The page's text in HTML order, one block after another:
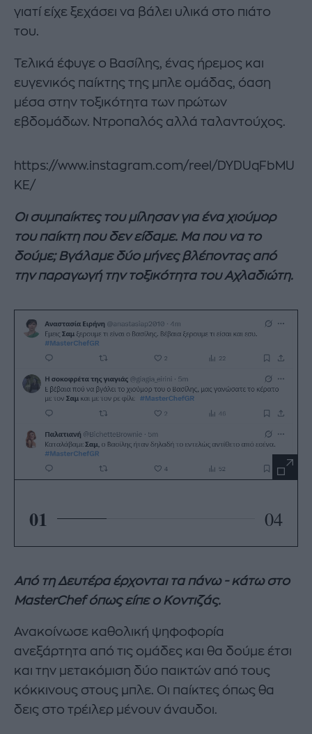
γιατί είχε ξεχάσει να βάλει υλικά στο πιάτο
του.
Τελικά έφυγε ο Βασίλης, ένας ήρεμος και
ευγενικός παίκτης της μπλε ομάδας, όαση
μέσα στην τοξικότητα των πρώτων
εβδομάδων. Ντροπαλός αλλά ταλαντούχος.
https://www.instagram.com/reel/DYDUqFbMU
KE/
Οι συμπαίκτες του μίλησαν για ένα χιούμορ
του παίκτη που δεν είδαμε. Μα που να το
δούμε; Βγάλαμε δύο μήνες βλέποντας από
την παραγωγή την τοξικότητα του Αχλαδιώτη.
01 04
Από τη Δευτέρα έρχονται τα πάνω - κάτω στο
MasterChef όπως είπε ο Κοντιζάς.
Ανακοίνωσε καθολική ψηφοφορία
ανεξάρτητα από τις ομάδες και θα δούμε έτσι
και την μετακόμιση δύο παικτών από τους
κόκκινους στους μπλε. Οι παίκτες όπως θα
δεις στο τρέιλερ μένουν άναυδοι.